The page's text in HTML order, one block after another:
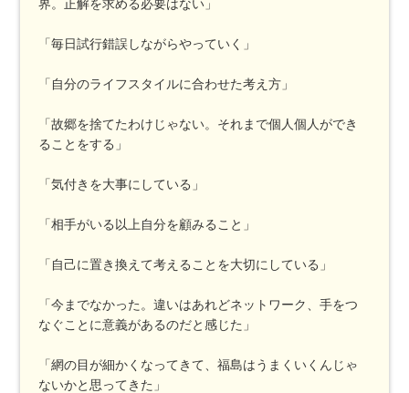
界。正解を求める必要はない」
「毎日試行錯誤しながらやっていく」
「自分のライフスタイルに合わせた考え方」
「故郷を捨てたわけじゃない。それまで個人個人ができ
ることをする」
「気付きを大事にしている」
「相手がいる以上自分を顧みること」
「自己に置き換えて考えることを大切にしている」
「今までなかった。違いはあれどネットワーク、手をつ
なぐことに意義があるのだと感じた」
「網の目が細かくなってきて、福島はうまくいくんじゃ
ないかと思ってきた」